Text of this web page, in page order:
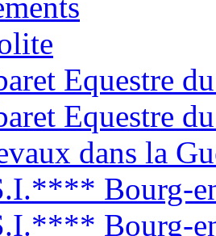
Equestre
Equestre
dans la
Bourg-
Bourg-